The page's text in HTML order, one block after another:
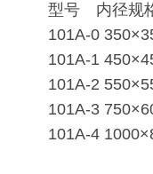
型号 内径规
101A-0
101A-1
101A-2
101A-3
101A-4